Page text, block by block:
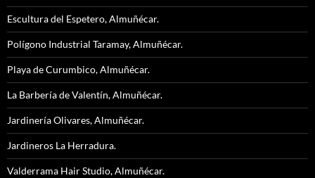
Escultura del Espetero, Almuñécar.
Polígono Industrial Taramay, Almuñécar.
Playa de Curumbico, Almuñécar.
La Barbería de Valentín, Almuñécar.
Jardinería Olivares, Almuñécar.
Jardineros La Herradura.
Valderrama Hair Studio, Almuñécar.